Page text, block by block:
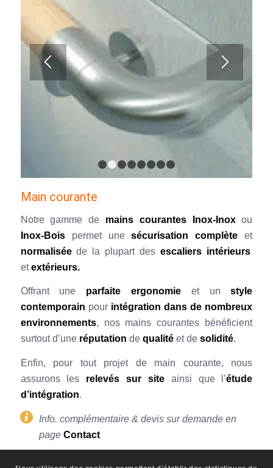
Main courante
Notre gamme de mains courantes Inox-Inoxou
Inox-Boispermet unesécurisation complèteet
normaliséede la plupart desescaliers intérieurs
etextérieurs.
Offrant une parfaite ergonomie et unstyle
contemporain pour intégration dans de nombreux
environnements, nos mains courantes bénéficient
surtout d’uneréputation dequalité et desolidité.
Enfin, pour tout projet de main courante, nous
assurons les relevés sur siteainsi que l’étude
d’intégration.
Info. complémentaire & devis sur demande en
page Contact